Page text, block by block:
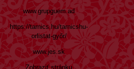
www.grupguem.ad
https://tarnics.hu/tarnicshu-
orlistat-győr/
www.jes.sk
Zobraziť stránku